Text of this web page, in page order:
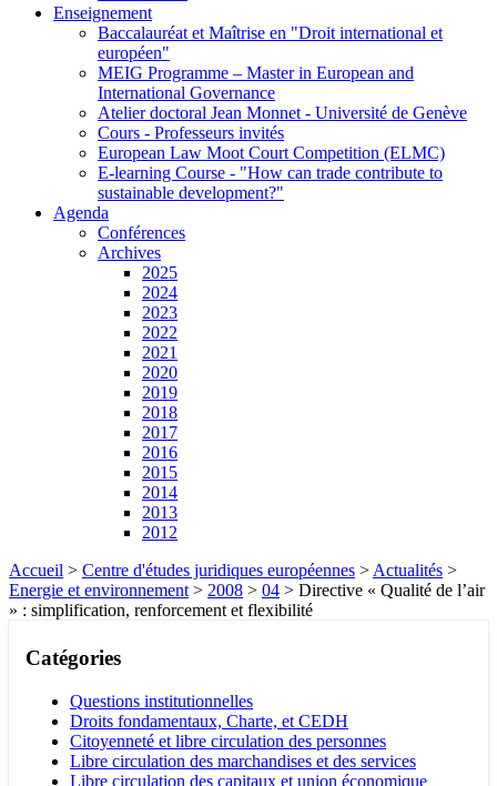
Enseignement
Baccalauréat et Maîtrise en "Droit international et
européen"
MEIG Programme – Master in European and
International Governance
Atelier doctoral Jean Monnet - Université de Genève
Cours - Professeurs invités
European Law Moot Court Competition (ELMC)
E-learning Course - "How can trade contribute to
sustainable development?"
Agenda
Conférences
Archives
2025
2024
2023
2022
2021
2020
2019
2018
2017
2016
2015
2014
2013
2012
Accueil > Centre d'études juridiques européennes > Actualités >
Energie et environnement > 2008 > 04 > Directive « Qualité de l’air
» : simplification, renforcement et flexibilité
Catégories
Questions institutionnelles
Droits fondamentaux, Charte, et CEDH
Citoyenneté et libre circulation des personnes
Libre circulation des marchandises et des services
Libre circulation des capitaux et union économique